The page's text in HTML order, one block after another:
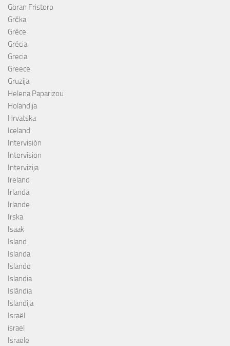
Göran Fristorp
Grčka
Grèce
Grécia
Grecia
Greece
Gruzija
Helena Paparizou
Holandija
Hrvatska
Iceland
Intervisión
Intervision
Intervizija
Ireland
Irlanda
Irlande
Irska
Isaak
Island
Islanda
Islande
Islandia
Islândia
Islandija
Israël
israel
Israele